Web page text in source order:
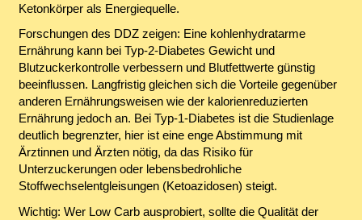
Ketonkörper als Energiequelle.
Forschungen des DDZ zeigen: Eine kohlenhydratarme
Ernährung kann bei Typ-2-Diabetes Gewicht und
Blutzuckerkontrolle verbessern und Blutfettwerte günstig
beeinflussen. Langfristig gleichen sich die Vorteile gegenüber
anderen Ernährungsweisen wie der kalorienreduzierten
Ernährung jedoch an. Bei Typ-1-Diabetes ist die Studienlage
deutlich begrenzter, hier ist eine enge Abstimmung mit
Ärztinnen und Ärzten nötig, da das Risiko für
Unterzuckerungen oder lebensbedrohliche
Stoffwechselentgleisungen (Ketoazidosen) steigt.
Wichtig: Wer Low Carb ausprobiert, sollte die Qualität der